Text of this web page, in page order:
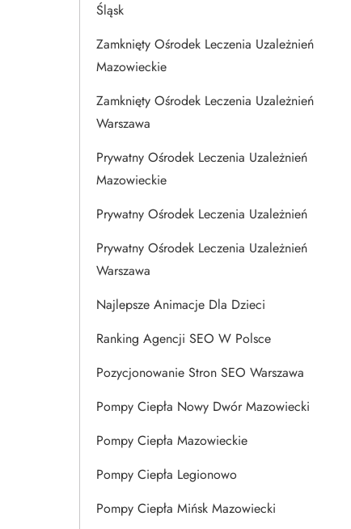
Śląsk
Zamknięty Ośrodek Leczenia Uzależnień
Mazowieckie
Zamknięty Ośrodek Leczenia Uzależnień
Warszawa
Prywatny Ośrodek Leczenia Uzależnień
Mazowieckie
Prywatny Ośrodek Leczenia Uzależnień
Prywatny Ośrodek Leczenia Uzależnień
Warszawa
Najlepsze Animacje Dla Dzieci
Ranking Agencji SEO W Polsce
Pozycjonowanie Stron SEO Warszawa
Pompy Ciepła Nowy Dwór Mazowiecki
Pompy Ciepła Mazowieckie
Pompy Ciepła Legionowo
Pompy Ciepła Mińsk Mazowiecki